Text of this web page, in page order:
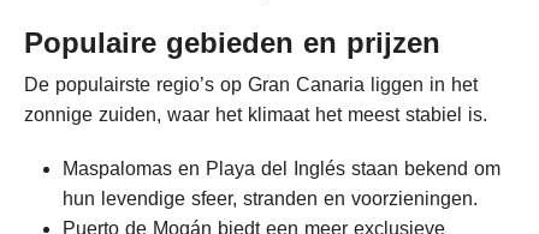
Populaire gebieden en prijzen
De populairste regio’s op Gran Canaria liggen in het
zonnige zuiden, waar het klimaat het meest stabiel is.
Maspalomas en Playa del Inglés staan bekend om
hun levendige sfeer, stranden en voorzieningen.
Puerto de Mogán biedt een meer exclusieve